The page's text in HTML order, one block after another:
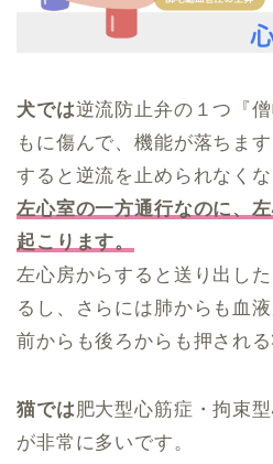
犬では逆流防止弁の１つ『
もに傷んで、機能が落ちます
すると逆流を止められなくな
左心室の一方通行なのに、
起こります。
左心房からすると送り出し
るし、さらには肺からも血液
前からも後ろからも押される
猫では肥大型心筋症・拘束
が非常に多いです。